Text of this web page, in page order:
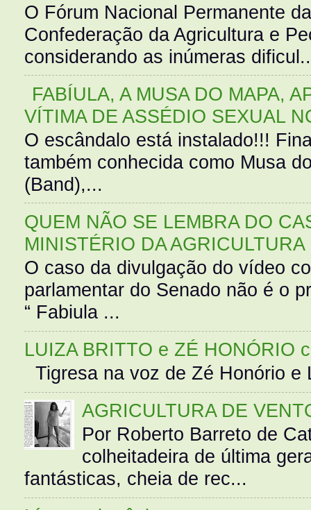
O Fórum Nacional Permanente
Confederação da Agricultura e
considerando as inúmeras
FABÍULA, A MUSA DO MAPA,
VÍTIMA DE ASSÉDIO SEXUAL
O escândalo está instalado!!!
também conhecida como Musa
(Band),...
QUEM NÃO SE LEMBRA DO
MINISTÉRIO DA AGRICULTURA
O caso da divulgação do vídeo
parlamentar do Senado não é o
“ Fabiula ...
LUIZA BRITTO e ZÉ HONÓRIO
Tigresa na voz de Zé Honório
AGRICULTURA DE
Por Roberto Barreto de
colheitadeira de última
fantásticas, cheia de rec...